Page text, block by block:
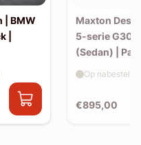
| BMW
|
Maxton
5-serie G30
(Sedan) |
€895,00
Op